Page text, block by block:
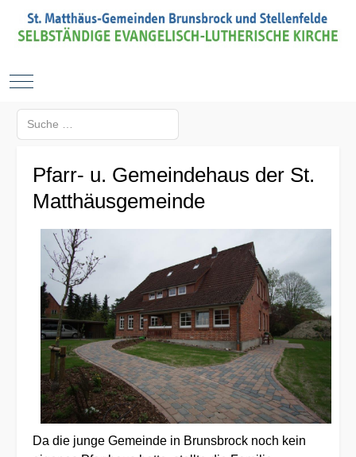
Mobile Menu Toggle
Pfarr- u. Gemeindehaus der St.
Matthäusgemeinde
Da die junge Gemeinde in Brunsbrock noch kein